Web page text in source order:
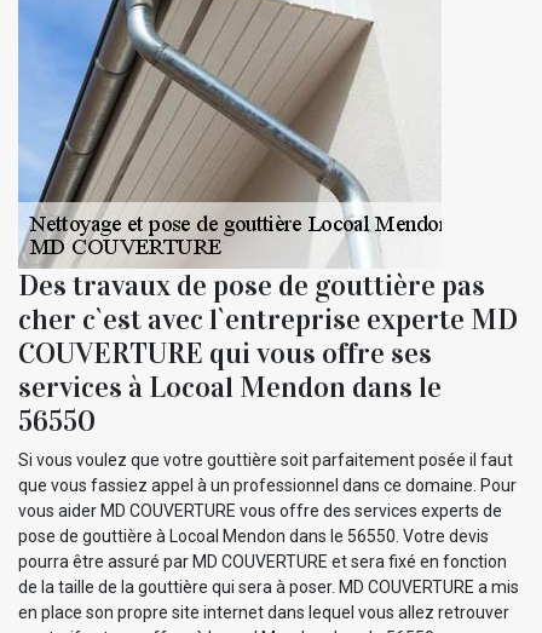
Des travaux de pose de gouttière pas
cher c`est avec l`entreprise experte MD
COUVERTURE qui vous offre ses
services à Locoal Mendon dans le
56550
Si vous voulez que votre gouttière soit parfaitement posée il faut
que vous fassiez appel à un professionnel dans ce domaine. Pour
vous aider MD COUVERTURE vous offre des services experts de
pose de gouttière à Locoal Mendon dans le 56550. Votre devis
pourra être assuré par MD COUVERTURE et sera fixé en fonction
de la taille de la gouttière qui sera à poser. MD COUVERTURE a mis
en place son propre site internet dans lequel vous allez retrouver